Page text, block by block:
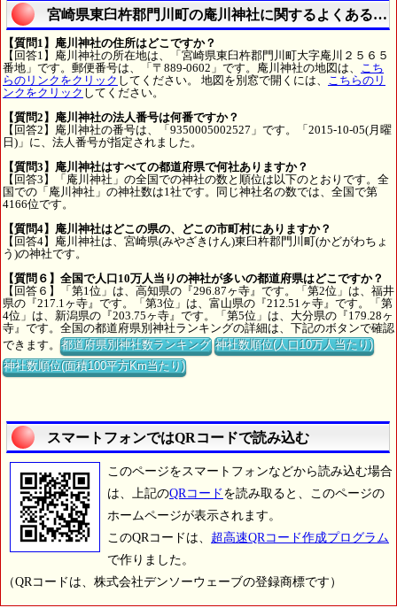
宮崎県東臼杵郡門川町の庵川神社に関するよくある質
【質問1】庵川神社の住所はどこですか？
【回答1】庵川神社の所在地は、「宮崎県東臼杵郡門川町大字庵川２５６５
番地」です。郵便番号は、「〒889-0602」です。庵川神社の地図は、
こち
らのリンクをクリック してください。 地図を別窓で開くには、
こちらのリ
ンクをクリック してください。
【質問2】庵川神社の法人番号は何番ですか？
【回答2】庵川神社の番号は、「9350005002527」です。「2015-10-05(月曜
日)」に、法人番号が指定されました。
【質問3】庵川神社はすべての都道府県で何社ありますか？
【回答3】「庵川神社」の全国での神社の数と順位は以下のとおりです。全
国での「庵川神社」の神社数は1社です。同じ神社名の数では、全国で第
4166位です。
【質問4】庵川神社はどこの県の、どこの市町村にありますか？
【回答4】庵川神社は、宮崎県(みやざきけん)東臼杵郡門川町(かどがわちょ
う)の神社です。
【質問６】全国で人口10万人当りの神社が多いの都道府県はどこですか？
【回答６】「第1位」は、高知県の『296.87ヶ寺』です。「第2位」は、福井
県の『217.1ヶ寺』です。「第3位」は、富山県の『212.51ヶ寺』です。「第
4位」は、新潟県の『203.75ヶ寺』です。「第5位」は、大分県の『179.28ヶ
寺』です。全国の都道府県別神社ランキングの詳細は、下記のボタンで確認
できます。都道府県別神社数ランキング 神社数順位(人口10万人当たり)
神社数順位(面積100平方Km当たり)
スマートフォンではQRコードで読み込む
このページをスマートフォンなどから読み込む場合
は、上記のQRコード を読み取ると、このページの
ホームページが表示されます。
このQRコードは、 超高速QRコード作成プログラム
で作りました。
（QRコードは、株式会社デンソーウェーブの登録商標です）